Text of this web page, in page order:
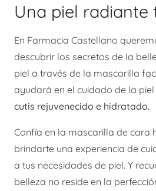
Una piel radiante
En Farmacia Castellano
descubrir los secretos de la
piel a través de la mascarilla
ayudará en el cuidado de la
cutis rejuvenecido e hidratado.
Confía en la mascarilla de cara
brindarte una experiencia de
a tus necesidades de piel. Y
belleza no reside en la